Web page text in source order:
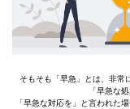
そもそも「早急」とは、非常
「早急な
「早急な対応を」と言われた